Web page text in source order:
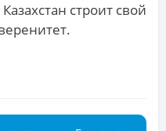
Казахстан строит свой